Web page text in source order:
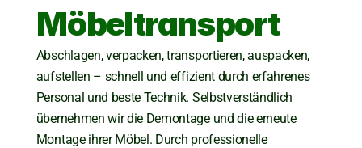
Möbeltransport
Abschlagen, verpacken, transportieren, auspacken,
aufstellen – schnell und effizient durch erfahrenes
Personal und beste Technik. Selbstverständlich
übernehmen wir die Demontage und die erneute
Montage ihrer Möbel. Durch professionelle